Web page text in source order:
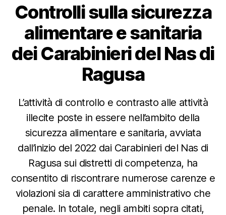
Controlli sulla sicurezza
alimentare e sanitaria
dei Carabinieri del Nas di
Ragusa
L’attività di controllo e contrasto alle attività
illecite poste in essere nell’ambito della
sicurezza alimentare e sanitaria, avviata
dall’inizio del 2022 dai Carabinieri del Nas di
Ragusa sui distretti di competenza, ha
consentito di riscontrare numerose carenze e
violazioni sia di carattere amministrativo che
penale. In totale, negli ambiti sopra citati,